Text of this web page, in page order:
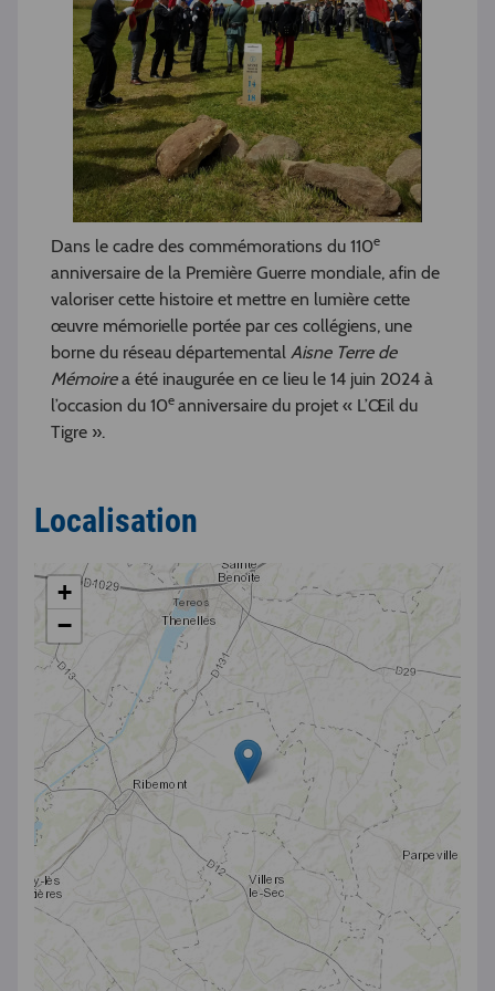
Dans le cadre des commémorations du 110e
anniversaire de la Première Guerre mondiale, afin de
valoriser cette histoire et mettre en lumière cette
œuvre mémorielle portée par ces collégiens, une
borne du réseau départemental Aisne Terre de
Mémoirea été inaugurée en ce lieu le 14 juin 2024 à
l’occasion du 10e anniversaire du projet « L’Œil du
Tigre ».
Localisation
+
−